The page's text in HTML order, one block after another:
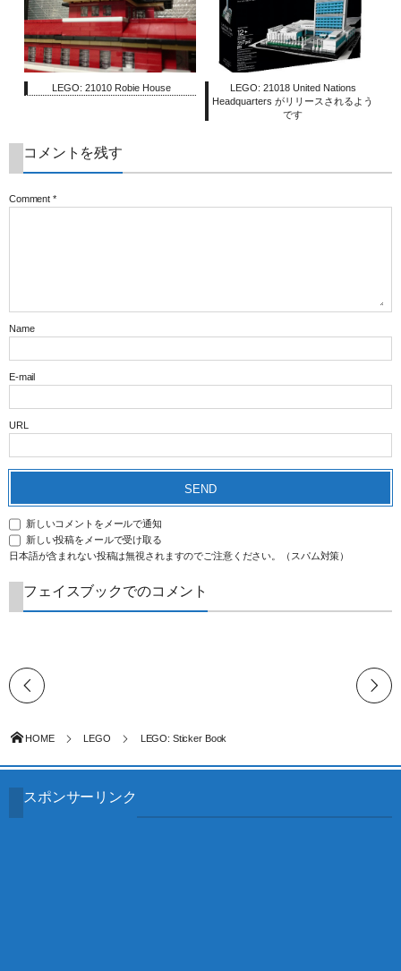
LEGO: 21010 Robie House
LEGO: 21018 United Nations
Headquarters がリリースされるよう
です
コメントを残す
Comment *
Name
E-mail
URL
新しいコメントをメールで通知
新しい投稿をメールで受け取る
日本語が含まれない投稿は無視されますのでご注意ください。（スパム対策）
フェイスブックでのコメント
HOME LEGO LEGO: Sticker Book
スポンサーリンク